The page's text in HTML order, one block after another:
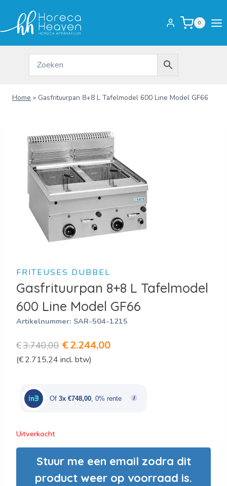
inhoud
0
Home » Gasfrituurpan 8+8 L Tafelmodel 600 Line Model GF66
FRITEUSES DUBBEL
Gasfrituurpan 8+8 L Tafelmodel
600 Line Model GF66
Artikelnummer: SAR-504-1215
€3.740,00 Oorspronkelijke
prijs
€3.740,00.
€2.244,00Huidige
€2.244,00.
(€2.715,24 incl. btw)
Of 3x €748,00 , 0% rente
Uitverkocht
Stuur me een email zodra dit
product weer op voorraad is.